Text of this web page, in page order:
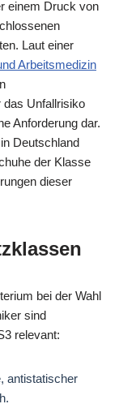
einem Druck von
Laut einer
Arbeitsmedizin
das Unfallrisiko
Anforderung dar.
Deutschland
der Klasse
dieser
bei der Wahl
sind
relevant:
antistatischer